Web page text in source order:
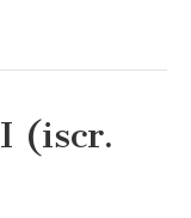
(iscr.